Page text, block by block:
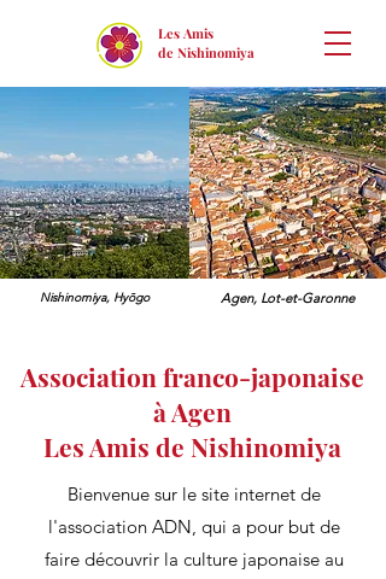
Les Amis
de Nishinomiya
Nishinomiya, Hyōgo Agen, Lot-et-Garonne
Association franco-japonaise
à Agen
Les Amis de Nishinomiya
Bienvenue sur le site internet de
l'association ADN, qui a pour but de
faire découvrir la culture japonaise au